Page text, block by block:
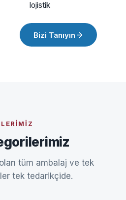
lojistik
Bizi Tanıyın
tüm ambalaj ve tek
tek tedarikçide.